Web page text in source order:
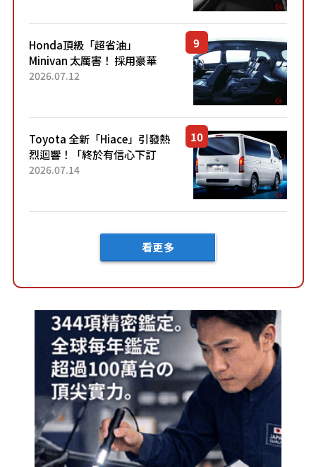
Honda頂級「超省油」
Minivan 太厲害！ 採用豪華
「真皮座椅」與專屬「黑色內
「三...
2026.07.12
Toyota 全新「Hiace」引發熱
烈迴響！「終於有信心下訂
了！」「哪個等級交車最
車？...
2026.07.14
看更多